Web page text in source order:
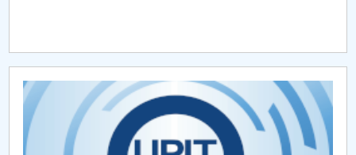
CAR2026
MENIU CANTINA
Prezentare DPPD